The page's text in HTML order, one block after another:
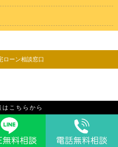
ローン相談窓口
はこちらから